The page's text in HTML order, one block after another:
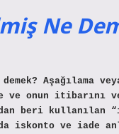
Ne
Aşağılama
ve onun
beri kullanılan
iskonto ve iade